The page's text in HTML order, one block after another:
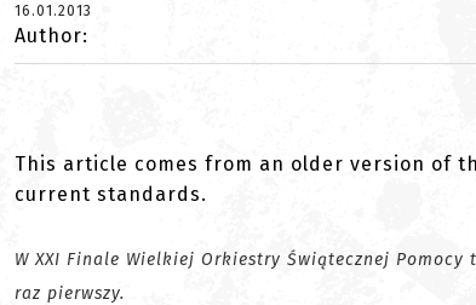
16.01.2013
Author:
This article comes from an older version of
current standards.
W XXI Finale Wielkiej Orkiestry Świątecznej Pomocy
raz pierwszy.